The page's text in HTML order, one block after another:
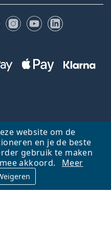
website om de
en je de beste
gebruik te maken
akkoord.
Meer
Instagram
YouTubeLinkedIn
Ga omhoog
beheerd door Lentiamo s.r.o.,
jaar voor jou.